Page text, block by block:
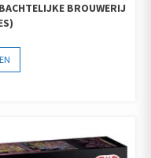
BROUWERIJ